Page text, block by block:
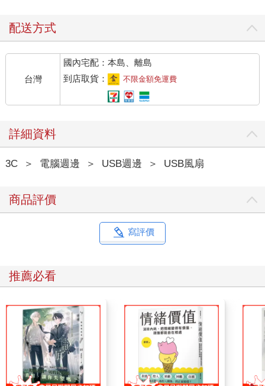
配送方式
台灣
國內宅配：本島、離島
到店取貨：
不限金額免運費
詳細資料
3C ＞ 電腦週邊 ＞ USB週邊 ＞ USB風扇
商品評價
寫評價
推薦必看